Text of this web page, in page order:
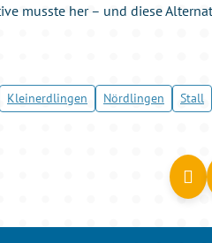
musste her – und diese
Kleinerdlingen Nördlingen Stall